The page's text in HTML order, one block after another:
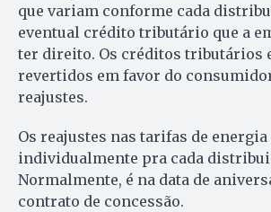
que variam conforme cada
eventual crédito tributário que a
ter direito. Os créditos tributários
revertidos em favor do
reajustes.
Os reajustes nas tarifas de
individualmente pra cada
Normalmente, é na data de
contrato de concessão.